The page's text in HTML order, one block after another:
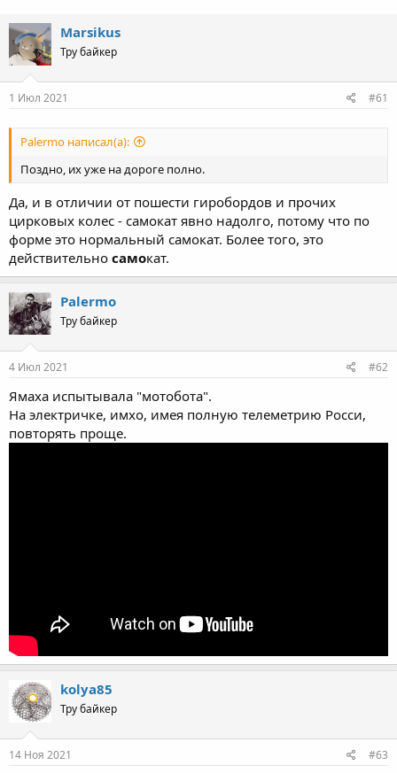
Marsikus
Тру байкер
1 Июл 2021 #61
Palermo написал(а):
Поздно, их уже на дороге полно.
Да, и в отличии от пошести гиробордов и прочих
цирковых колес - самокат явно надолго, потому что по
форме это нормальный самокат. Более того, это
действительно самокат.
Palermo
Тру байкер
4 Июл 2021 #62
Ямаха испытывала "мотобота".
На электричке, имхо, имея полную телеметрию Росси,
повторять проще.
kolya85
Тру байкер
14 Ноя 2021 #63